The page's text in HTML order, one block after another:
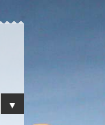
▼